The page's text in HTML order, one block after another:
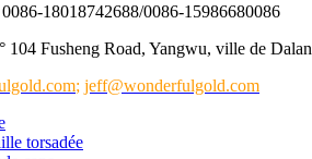
18018742688/0086-15986680086
104 Fusheng Road, Yangwu, ville de
; jeff@wonderfulgold.com
torsadée